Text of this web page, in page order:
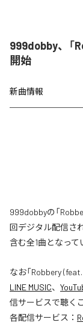
999dobby、「
開始
新曲情報
999dobbyの「
回デジタル配信さ
含む全1曲となって
なお「Robbery
LINE MUSIC、
信サービスで聴く
各配信サービス：